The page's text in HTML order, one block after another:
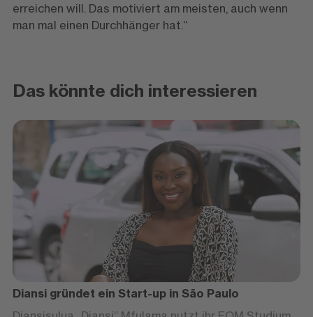
erreichen will. Das motiviert am meisten, auch wenn
man mal einen Durchhänger hat.“
Das könnte dich interessieren
Diansi gründet ein Start-up in São Paulo